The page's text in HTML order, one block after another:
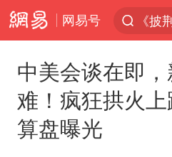
网易号
《披
杭州
中美会谈在即
难！疯狂拱火
算盘曝光